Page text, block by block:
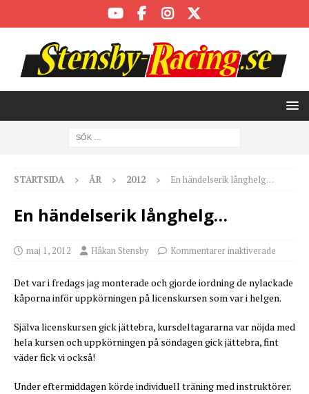
STARTSIDA ÅR 2012 En händelserik långhelg…
En händelserik långhelg…
maj 1, 2012 Håkan Stensby Kommentarer inaktiverade
Det var i fredags jag monterade och gjorde iordning de nylackade
kåporna inför uppkörningen på licenskursen som var i helgen.
Själva licenskursen gick jättebra, kursdeltagararna var nöjda med
hela kursen och uppkörningen på söndagen gick jättebra, fint
väder fick vi också!
Under eftermiddagen körde individuell träning med instruktörer.